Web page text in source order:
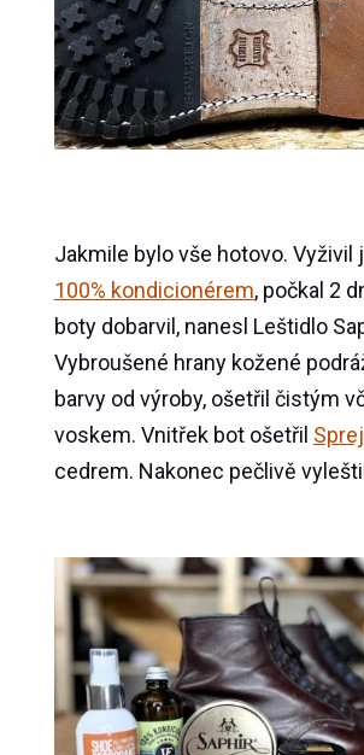
Jakmile bylo vše hotovo. Vyživil
100% kondicionérem, počkal 2
boty dobarvil, nanesl Leštidlo
Vybroušené hrany kožené
barvy od výroby, ošetřil čistým
voskem. Vnitřek bot ošetřil
cedrem. Nakonec pečlivě